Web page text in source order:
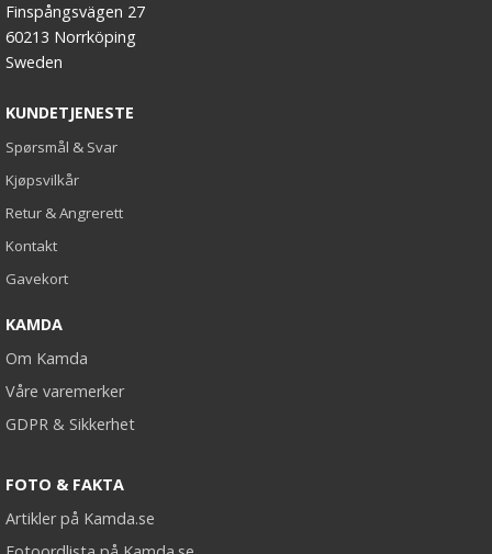
Finspångsvägen 27
60213 Norrköping
Sweden
KUNDETJENESTE
Spørsmål & Svar
Kjøpsvilkår
Retur & Angrerett
Kontakt
Gavekort
KAMDA
Om Kamda
Våre varemerker
GDPR & Sikkerhet
FOTO & FAKTA
Artikler på Kamda.se